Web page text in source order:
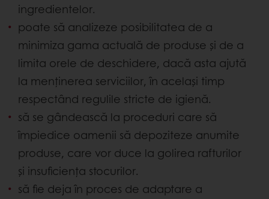
ingredientelor.
poate să analizeze posibilitatea de a
minimiza gama actuală de produse și de a
limita orele de deschidere, dacă asta ajută
la menținerea serviciilor, în același timp
respectând regulile stricte de igienă.
să se gândească la proceduri care să
împiedice oamenii să depoziteze anumite
produse, care vor duce la golirea rafturilor
și insuficiența stocurilor.
să fie deja în proces de adaptare a